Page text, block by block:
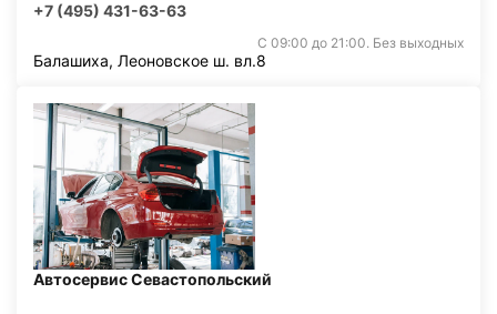
+7 (495) 431-63-63
С 09:00 до 21:00. Без выходных
Балашиха, Леоновское ш. вл.8
Автосервис Севастопольский